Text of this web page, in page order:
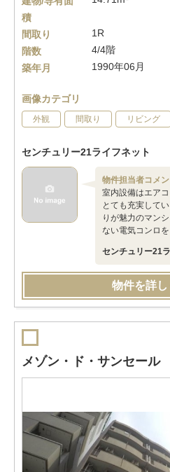
積
間取り
1R
階数
4/4階
築年月
1990年06月
画像カテゴリ
外観 間取り リビング
センチュリー21ライフネット
物件担当者コメン
室内設備はエア
とても充実して
りが魅力のマン
ない電気コンロ
センチュリー21
物件を詳し
メゾン・ド・サンセール